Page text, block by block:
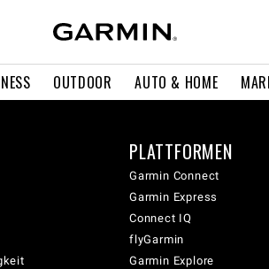
OUTDOOR AUTO & HOME
PLATTFORMEN
Garmin Connect
Garmin Express
Connect IQ
flyGarmin
Garmin Explore